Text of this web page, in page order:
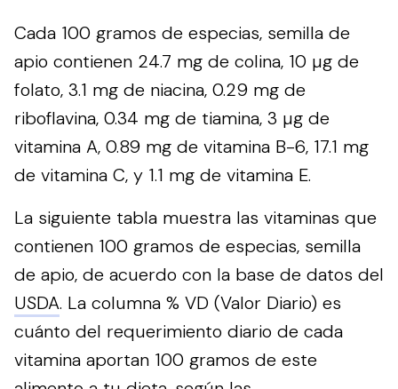
Cada 100 gramos de especias, semilla de
apio contienen 24.7 mg de colina, 10 µg de
folato, 3.1 mg de niacina, 0.29 mg de
riboflavina, 0.34 mg de tiamina, 3 µg de
vitamina A, 0.89 mg de vitamina B-6, 17.1 mg
de vitamina C, y 1.1 mg de vitamina E.
La siguiente tabla muestra las vitaminas que
contienen 100 gramos de especias, semilla
de apio, de acuerdo con la base de datos del
USDA. La columna % VD (Valor Diario) es
cuánto del requerimiento diario de cada
vitamina aportan 100 gramos de este